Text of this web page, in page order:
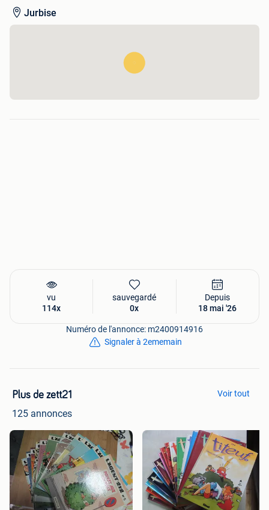
Jurbise
vu
114x
sauvegardé
0x
Depuis
18 mai '26
Numéro de l'annonce: m2400914916
Signaler à 2ememain
Plus de zett21
125 annonces
Voir tout